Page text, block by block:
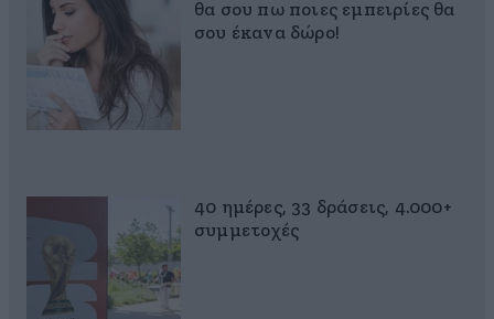
θα σου πω ποιες εμπειρίες θα
σου έκανα δώρο!
40 ημέρες, 33 δράσεις, 4.000+
συμμετοχές